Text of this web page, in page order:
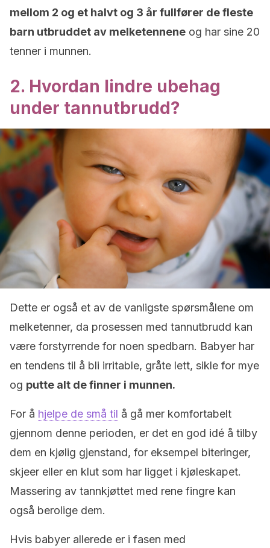
mellom 2 og et halvt og 3 år fullfører de fleste
barn utbruddet av melketennene og har sine 20
tenner i munnen.
2. Hvordan lindre ubehag
under tannutbrudd?
Dette er også et av de vanligste spørsmålene om
melketenner, da prosessen med tannutbrudd kan
være forstyrrende for noen spedbarn. Babyer har
en tendens til å bli irritable, gråte lett, sikle for mye
og putte alt de finner i munnen.
For å hjelpe de små til å gå mer komfortabelt
gjennom denne perioden, er det en god idé å tilby
dem en kjølig gjenstand, for eksempel biteringer,
skjeer eller en klut som har ligget i kjøleskapet.
Massering av tannkjøttet med rene fingre kan
også berolige dem.
Hvis babyer allerede er i fasen med